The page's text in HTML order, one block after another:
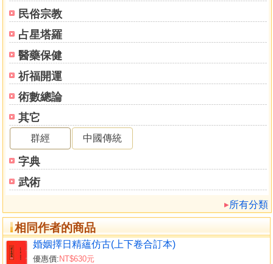
民俗宗教
占星塔羅
醫藥保健
祈福開運
術數總論
其它
群經 中國傳統
字典
武術
所有分類
相同作者的商品
婚姻擇日精蘊仿古(上下卷合訂本)
優惠價: NT$630元